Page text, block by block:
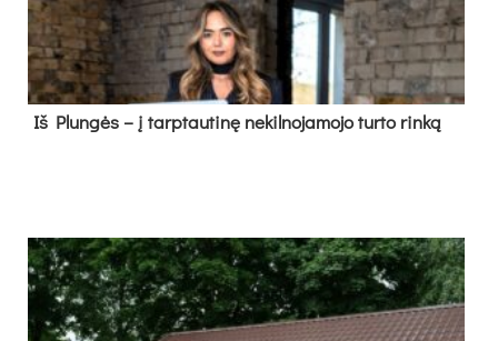
Iš Plungės – į tarptautinę nekilnojamojo turto rinką